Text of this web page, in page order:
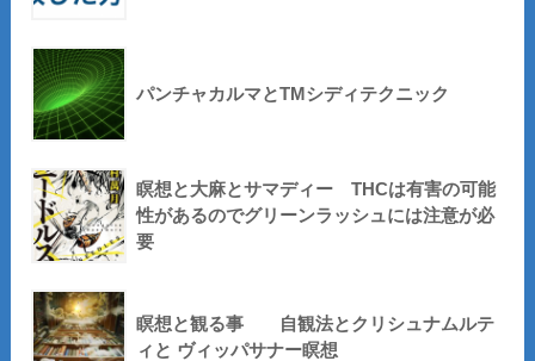
パンチャカルマとTMシディテクニック
瞑想と大麻とサマディー THCは有害の可能
性があるのでグリーンラッシュには注意が必
要
瞑想と観る事 自観法とクリシュナムルテ
ィと ヴィッパサナー瞑想